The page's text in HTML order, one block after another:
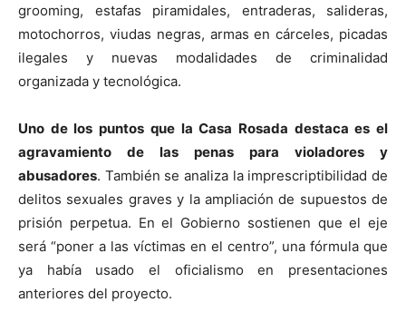
grooming, estafas piramidales, entraderas, salideras,
motochorros, viudas negras, armas en cárceles, picadas
ilegales y nuevas modalidades de criminalidad
organizada y tecnológica.
Uno de los puntos que la Casa Rosada destaca es el
agravamiento de las penas para violadores y
abusadores. También se analiza la imprescriptibilidad de
delitos sexuales graves y la ampliación de supuestos de
prisión perpetua. En el Gobierno sostienen que el eje
será “poner a las víctimas en el centro”, una fórmula que
ya había usado el oficialismo en presentaciones
anteriores del proyecto.